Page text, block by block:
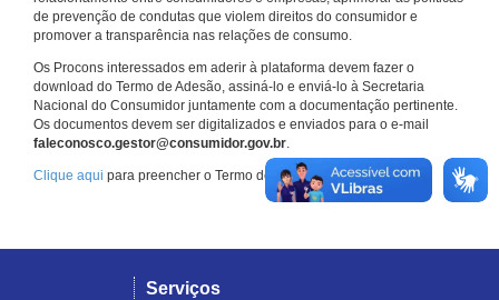
de prevenção de condutas que violem direitos do consumidor e
promover a transparência nas relações de consumo.
Os Procons interessados em aderir à plataforma devem fazer o
download do Termo de Adesão, assiná-lo e enviá-lo à Secretaria
Nacional do Consumidor juntamente com a documentação pertinente.
Os documentos devem ser digitalizados e enviados para o e-mail
faleconosco.gestor@consumidor.gov.br.
Clique aqui para preencher o Termo de Adesão.
Serviços